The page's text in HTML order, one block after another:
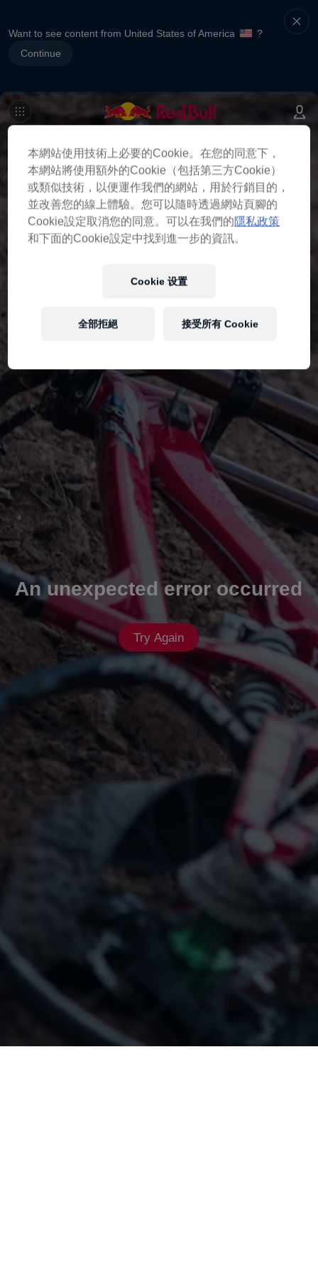
Want to see content from United States of America
?
Continue
An unexpected error occurred
Try Again
本網站使用技術上必要的Cookie。在您的同意下，
本網站將使用額外的Cookie（包括第三方Cookie）
或類似技術，以便運作我們的網站，用於行銷目的，
並改善您的線上體驗。您可以隨時透過網站頁腳的
Cookie設定取消您的同意。可以在我們的隱私政策
和下面的Cookie設定中找到進一步的資訊。
Cookie 设置
全部拒絕 接受所有 Cookie